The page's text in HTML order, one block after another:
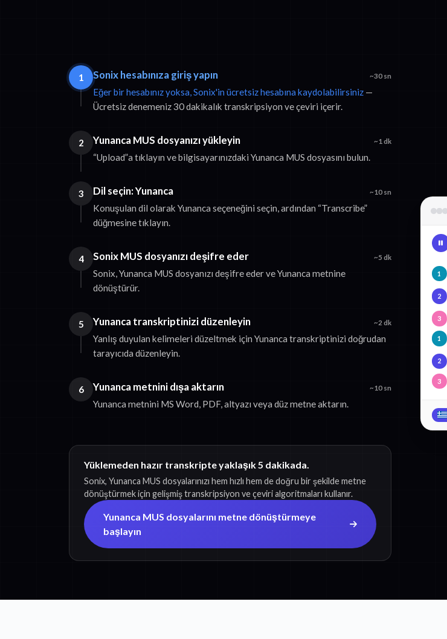
1 Sonix hesabınıza giriş yapın ~30 sn
Eğer bir hesabınız yoksa, Sonix'in ücretsiz hesabına kaydolabilirsiniz —
Ücretsiz denemeniz 30 dakikalık transkripsiyon ve çeviri içerir.
2 Yunanca MUS dosyanızı yükleyin ~1 dk
“Upload”a tıklayın ve bilgisayarınızdaki Yunanca MUS dosyasını bulun.
3 Dil seçin: Yunanca ~10 sn
Konuşulan dil olarak Yunanca seçeneğini seçin, ardından “Transcribe”
düğmesine tıklayın.
4 Sonix MUS dosyanızı deşifre eder ~5 dk
Sonix, Yunanca MUS dosyanızı deşifre eder ve Yunanca metnine
dönüştürür.
5 Yunanca transkriptinizi düzenleyin ~2 dk
Yanlış duyulan kelimeleri düzeltmek için Yunanca transkriptinizi doğrudan
tarayıcıda düzenleyin.
6 Yunanca metnini dışa aktarın ~10 sn
Yunanca metnini MS Word, PDF, altyazı veya düz metne aktarın.
Yüklemeden hazır transkripte yaklaşık 5 dakikada.
Sonix, Yunanca MUS dosyalarınızı hem hızlı hem de doğru bir şekilde metne
dönüştürmek için gelişmiş transkripsiyon ve çeviri algoritmaları kullanır.
Yunanca MUS dosyalarını metne dönüştürmeye
başlayın
1
2
3
1
2
3